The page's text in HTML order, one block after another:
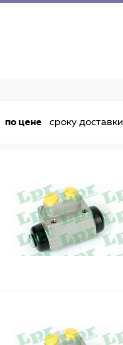
по цене сроку доставки